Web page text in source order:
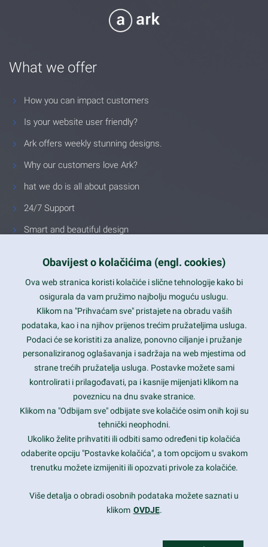
What we offer
How you can impact customers
Is your website user friendly?
Ark offers weekly stunning designs.
Why our customers love Ark?
hat we do is all about passion
24/7 Support
Smart and beautiful design
Latest trends and much more...
Contact Info
1600 Amphitheatre Parkway, Mountain View, CA 94043
prothemes.net@gmail.com
Daily: 9:00 am - 6:00 pm
Sunday: Closed
Copyright 2017FRESHFACE© All Rights Reserved
Obavijest o kolačićima (engl. cookies)
Ova web stranica koristi kolačiće i slične tehnologije kako bi
osigurala da vam pružimo najbolju moguću uslugu.
Klikom na "Prihvaćam sve" pristajete na obradu vaših
podataka, kao i na njihov prijenos trećim pružateljima usluga.
Podaci će se koristiti za analize, ponovno ciljanje i pružanje
personaliziranog oglašavanja i sadržaja na web mjestima od
strane trećih pružatelja usluga. Postavke možete sami
kontrolirati i prilagođavati, pa i kasnije mijenjati klikom na
poveznicu na dnu svake stranice.
Klikom na "Odbijam sve" odbijate sve kolačiće osim onih koji su
tehnički neophodni.
Ukoliko želite prihvatiti ili odbiti samo određeni tip kolačića
odaberite opciju "Postavke kolačića", a tom opcijom u svakom
trenutku možete izmijeniti ili opozvati privole za kolačiće.
Više detalja o obradi osobnih podataka možete saznati u
klikom OVDJE.